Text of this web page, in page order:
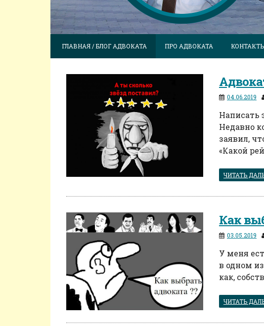
ГЛАВНАЯ / БЛОГ АДВОКАТА ПРО АДВОКАТА
04.06.2019
Написать
Недавно
заявил,
«Какой
ЧИТАТЬ
Как
03.05.2019
У меня
в одном
как,
ЧИТАТЬ